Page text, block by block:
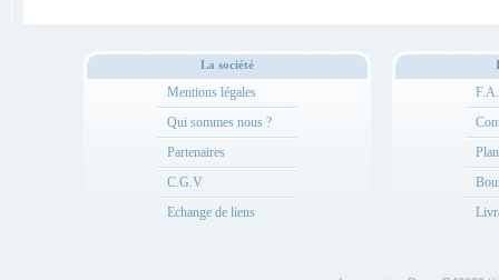
La société
Mentions légales
Qui sommes nous ?
Partenaires
C.G.V
Echange de liens